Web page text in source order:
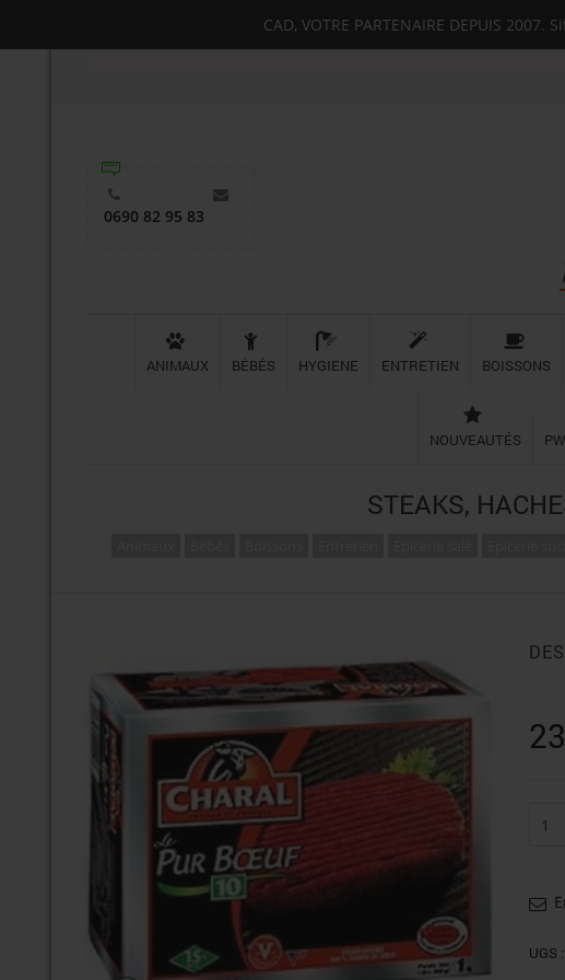
0690 82 95 83
ANIMAUX BÉBÉS HYGIENE ENTRETIEN BOISSONS
NOUVEAUTÉS
STEAKS,
de
le
UGS :
CAD, VOTRE PARTENAIRE DEPUIS